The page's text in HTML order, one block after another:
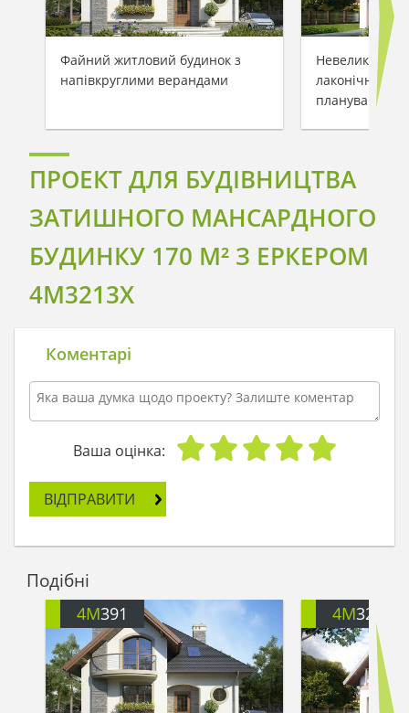
Файний житловий будинок з
напівкруглими верандами
Невеликий
лаконічним
плануванням
ПРОЕКТ ДЛЯ БУДІВНИЦТВА
ЗАТИШНОГО МАНСАРДНОГО
БУДИНКУ 170 M² З ЕРКЕРОМ
4M3213X
Коментарі
Ваша оцінка:
ВІДПРАВИТИ
Подібні
4M391 4M3200